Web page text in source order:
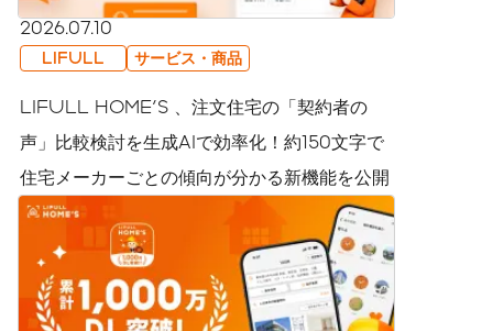
2026.07.10
LIFULL サービス・商品
LIFULL HOME'S 、注文住宅の「契約者の
声」比較検討を生成AIで効率化！約150文字で
住宅メーカーごとの傾向が分かる新機能を公開